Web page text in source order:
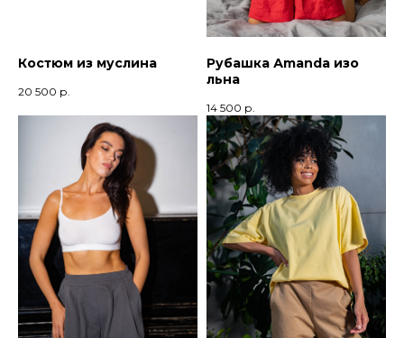
Костюм из муслина
20 500 р.
Рубашка Аmanda изо
льна
14 500 р.